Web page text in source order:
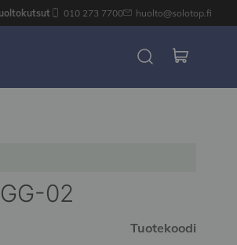
010 273 7700 huolto@solotop.fi
02
Tuotekoodi